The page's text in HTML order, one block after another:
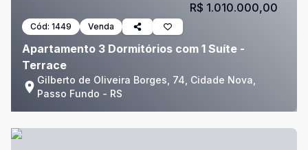
Cód: 1449 Venda
Apartamento 3 Dormitórios com 1 Suíte -
Terrace
Gilberto de Oliveira Borges, 74, Cidade Nova,
Passo Fundo - RS
R$ 1.010.000,00